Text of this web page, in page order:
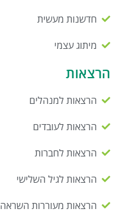
חדשנות מעשית
מיתוג עצמי
הרצאות
הרצאות למנהלים
הרצאות לעובדים
הרצאות לחברות
הרצאות לגיל השלישי
הרצאות מעוררות השראה